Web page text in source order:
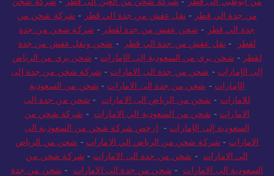
من جدة الي قطر - نقل عفش من جدة الي قطر - شركة شحن من
جدة الي قطر - شحن عفش من جدة لقطر - شركة شحن من جدة
لقطر
- نقل عفش من جدة الي قطر - شحن ونقل عفش من جدة
لقطر - شحن بري من السعودية إلى الإمارات - شحن بري من الرياض
إلى الإمارات - شحن من جدة الى الامارات - شركة شحن من جدة إلى
الإمارات - شحن من جدة الى الامارات - شحن من السعودية
للامارات - شحن من الرياض الى الامارات - شحن من جدة الى
الامارات - شحن من السعودية الي الامارات - شركة شحن من
السعودية إلى الإمارات - ارخص شركة شحن من السعودية الى
الامارات - شركة شحن من الرياض الي الامارات - شحن من الرياض
الي الامارات - شحن من جدة الى الامارات - شركة شحن من
السعودية الى الامارات - شحن من جدة الى الامارات - شحن من جدة